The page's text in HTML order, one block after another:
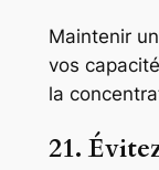
Maintenir
vos
la
21.